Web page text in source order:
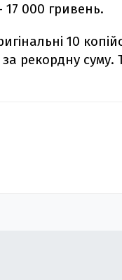
17 000 гривень.
10
рекордну суму.